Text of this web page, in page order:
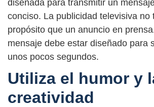
diseñada para transmitir un
conciso. La publicidad televisiva no
propósito que un anuncio en
mensaje debe estar diseñado para
unos pocos segundos.
Utiliza el humor y
creatividad